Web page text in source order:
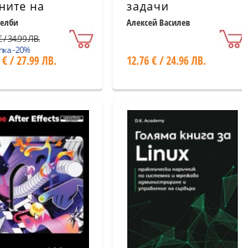
на
/ 34.99 ЛВ.
-20%
€ / 27.99 ЛВ.
задачи
Алексей Василев
12.76 € / 24.96 ЛВ.